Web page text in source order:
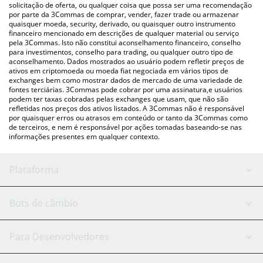
acima para verificar o último preço de Tensor nas principais
moedas fiat e criptográficas.
solicitação de oferta, ou qualquer coisa que possa ser uma recomendação
por parte da 3Commas de comprar, vender, fazer trade ou armazenar
quaisquer moeda, security, derivado, ou quaisquer outro instrumento
financeiro mencionado em descrições de qualquer material ou serviço
pela 3Commas. Isto não constitui aconselhamento financeiro, conselho
para investimentos, conselho para trading, ou qualquer outro tipo de
aconselhamento. Dados mostrados ao usuário podem refletir preços de
ativos em criptomoeda ou moeda fiat negociada em vários tipos de
exchanges bem como mostrar dados de mercado de uma variedade de
fontes terciárias. 3Commas pode cobrar por uma assinatura,e usuários
podem ter taxas cobradas pelas exchanges que usam, que não são
refletidas nos preços dos ativos listados. A 3Commas não é responsável
por quaisquer erros ou atrasos em conteúdo or tanto da 3Commas como
de terceiros, e nem é responsável por ações tomadas baseando-se nas
informações presentes em qualquer contexto.
Plataforma
Bot GRID
Signal Bot
Assistente de IA
Bots de câmbio
Binance
Para Desenvolvedores